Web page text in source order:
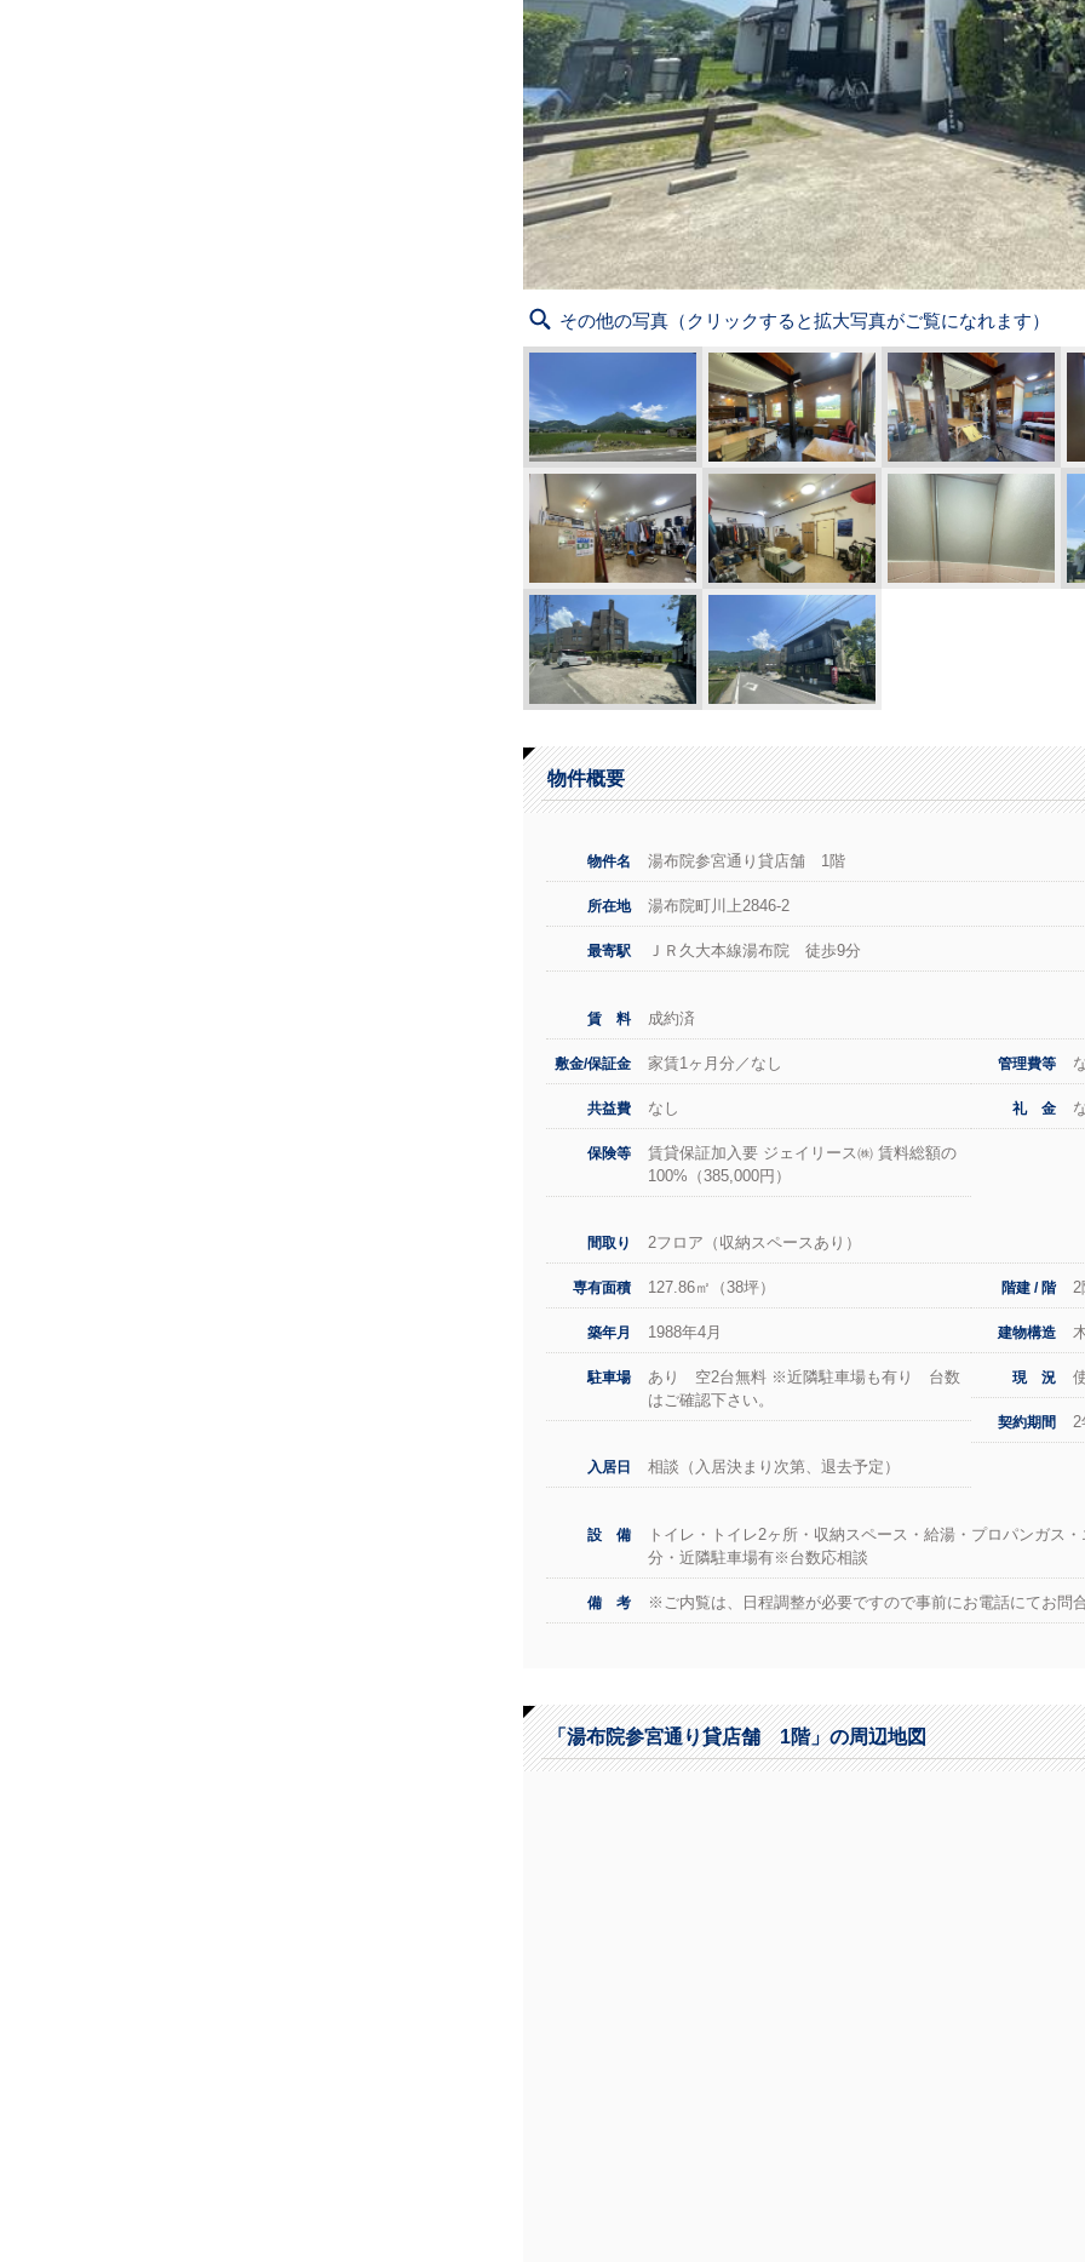
その他の写真（クリックすると拡大写真がご覧になれます）
物件概要
物件名 湯布院参宮通り貸店舗 1階
所在地 湯布院町川上2846-2
最寄駅 ＪＲ久大本線湯布院 徒歩9分
賃 料 成約済
敷金/保証金 家賃1ヶ月分／なし 管理費等
共益費 なし 礼 金
保険等
賃貸保証加入要 ジェイリース㈱ 賃料総額の
100%（385,000円）
間取り 2フロア（収納スペースあり）
専有面積 127.86㎡（38坪） 階建 / 階 2
築年月 1988年4月 建物構造
駐車場
あり 空2台無料 ※近隣駐車場も有り 台数
はご確認下さい。
現 況
契約期間 2
入居日 相談（入居決まり次第、退去予定）
設 備
トイレ・トイレ2ヶ所・収納スペース・給湯・プロパンガス
分・近隣駐車場有※台数応相談
備 考 ※ご内覧は、日程調整が必要ですので事前にお電話にてお問
「湯布院参宮通り貸店舗 1階」の周辺地図